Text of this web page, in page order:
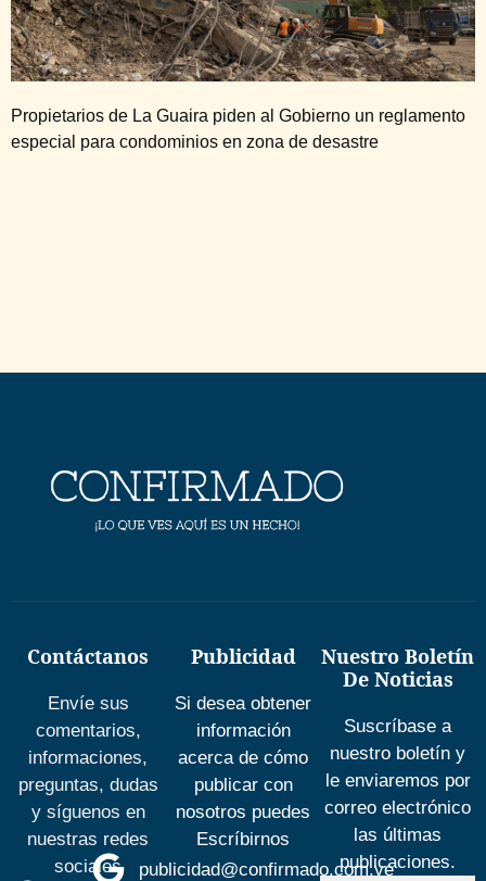
Propietarios de La Guaira piden al Gobierno un reglamento
especial para condominios en zona de desastre
Contáctanos
Envíe sus
comentarios,
informaciones,
preguntas, dudas
y síguenos en
nuestras redes
sociales
Publicidad
Si desea obtener
información
acerca de cómo
publicar con
nosotros puedes
Escríbirnos
publicidad@confirmado.com.ve
Nuestro Boletín
De Noticias
Suscríbase a
nuestro boletín y
le enviaremos por
correo electrónico
las últimas
publicaciones.